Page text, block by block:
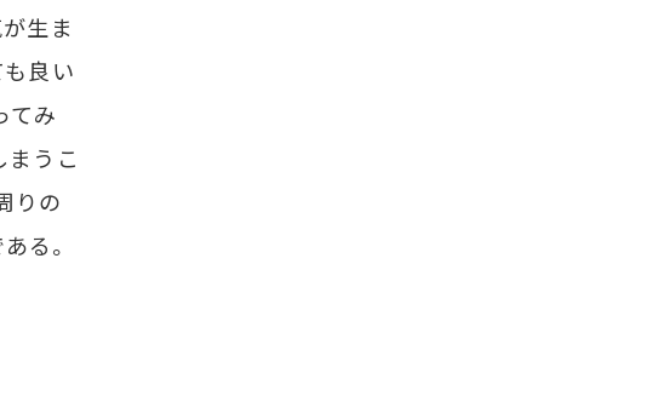
生ま
良い
てみ
まうこ
りの
る。